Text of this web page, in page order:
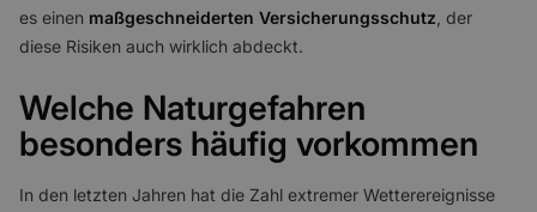
es einen maßgeschneiderten Versicherungsschutz , der
diese Risiken auch wirklich abdeckt.
Welche Naturgefahren
besonders häufig vorkommen
In den letzten Jahren hat die Zahl extremer Wetterereignisse